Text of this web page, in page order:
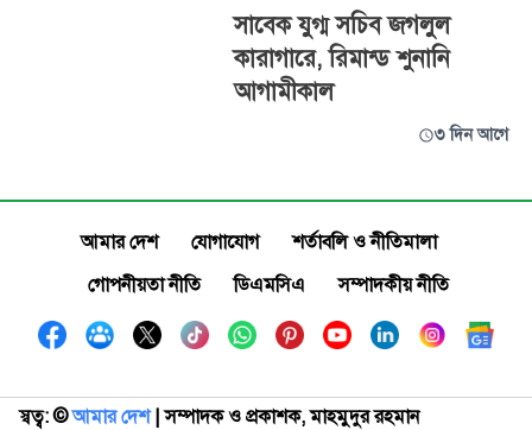
সাবেক যুগ্ম সচিব জগলুল
কারাগারে, রিমান্ড শুনানি
আগামীকাল
৩ দিন আগে
আমার দেশ যোগাযোগ
শর্তাবলি ও নীতিমালা
গোপনীয়তা নীতি
ডিএমসিএ সম্পাদকীয় নীতি
স্বত্ব: ©️আমার দেশ| সম্পাদক ও প্রকাশক, মাহমুদুর রহমান